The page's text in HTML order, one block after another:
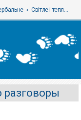
Світле і тепле - Просто разговоры
разговоры